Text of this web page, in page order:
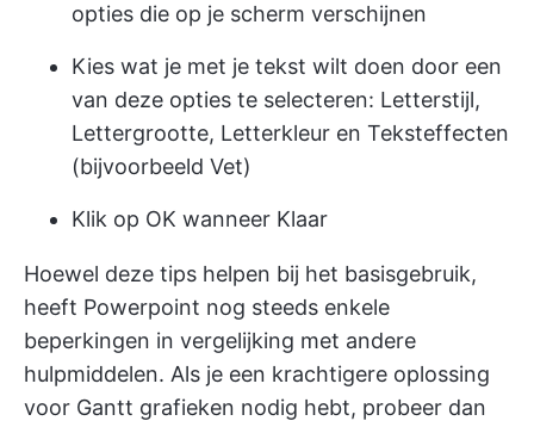
opties die op je scherm verschijnen
Kies wat je met je tekst wilt doen door een
van deze opties te selecteren: Letterstijl,
Lettergrootte, Letterkleur en Teksteffecten
(bijvoorbeeld Vet)
Klik op OK wanneer Klaar
Hoewel deze tips helpen bij het basisgebruik,
heeft Powerpoint nog steeds enkele
beperkingen in vergelijking met andere
hulpmiddelen. Als je een krachtigere oplossing
voor Gantt grafieken nodig hebt, probeer dan